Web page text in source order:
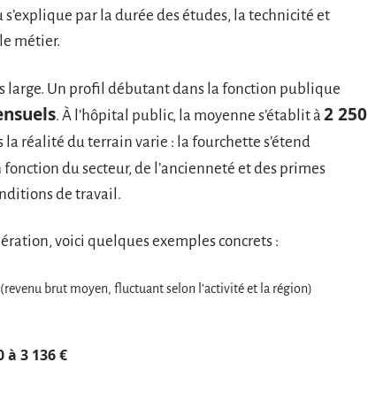
par la durée des études, la technicité et
métier.
large. Un profil débutant dans la fonction publique
. À l’hôpital public, la moyenne s’établit à 2 250
la réalité du terrain varie : la fourchette s’étend
fonction du secteur, de l’ancienneté et des primes
de travail.
voici quelques exemples concrets :
(revenu brut moyen, fluctuant selon l’activité et la région)
à 3 136 €